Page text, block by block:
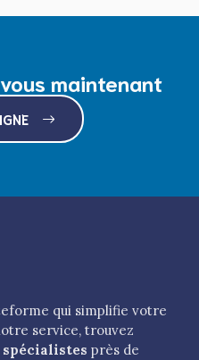
maintenant
qui simplifie votre
service, trouvez
spécialistes près de